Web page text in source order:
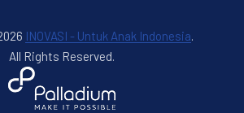
INOVASI - Untuk Anak Indonesia.
All Rights Reserved.
FORQY